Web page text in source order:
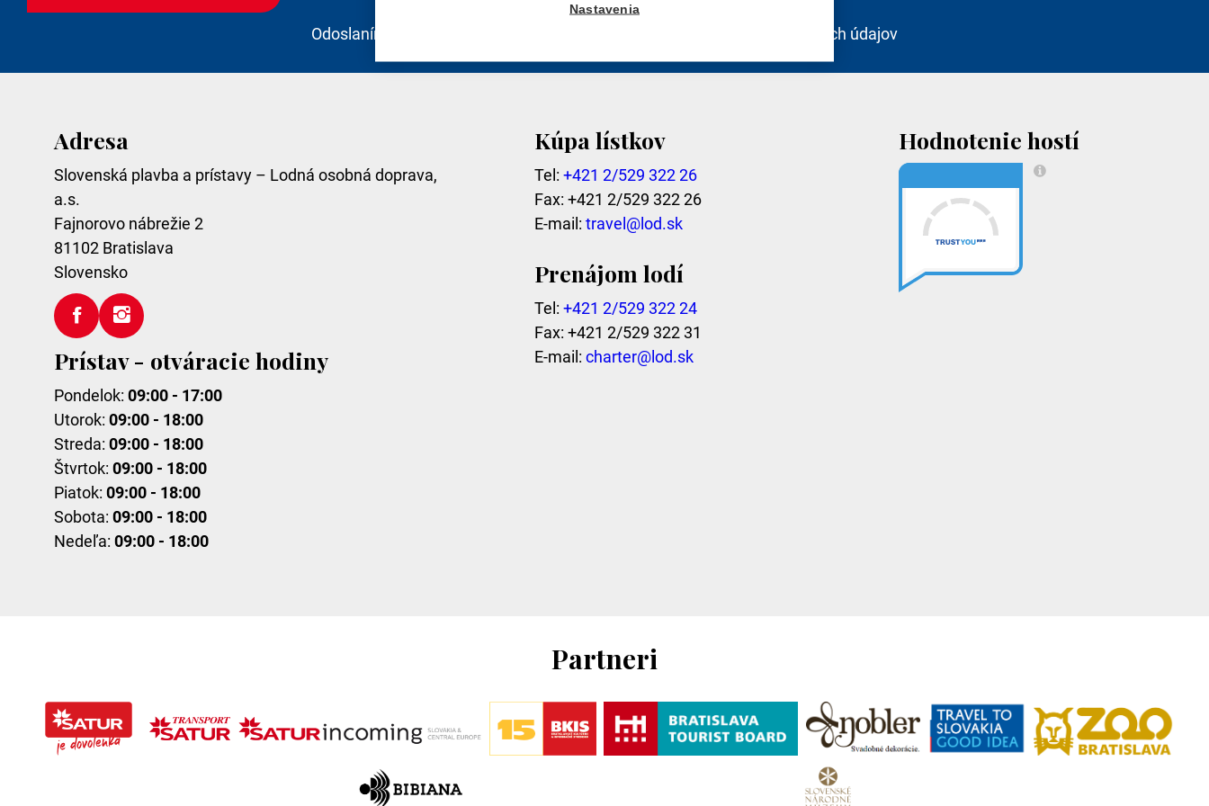
Odoslaním emailovej adresy potvrdzujem súhlas so spracovaním osobných údajov
Adresa
Slovenská plavba a prístavy – Lodná osobná doprava,
a.s.
Fajnorovo nábrežie 2
81102 Bratislava
Slovensko
Prístav - otváracie hodiny
Pondelok: 09:00 - 17:00
Utorok: 09:00 - 18:00
Streda: 09:00 - 18:00
Štvrtok: 09:00 - 18:00
Piatok: 09:00 - 18:00
Sobota: 09:00 - 18:00
Nedeľa: 09:00 - 18:00
Kúpa lístkov
Tel: +421 2/529 322 26
Fax: +421 2/529 322 26
E-mail: travel@lod.sk
Prenájom lodí
Tel: +421 2/529 322 24
Fax: +421 2/529 322 31
E-mail: charter@lod.sk
Hodnotenie hostí
Partneri
Nastavenia